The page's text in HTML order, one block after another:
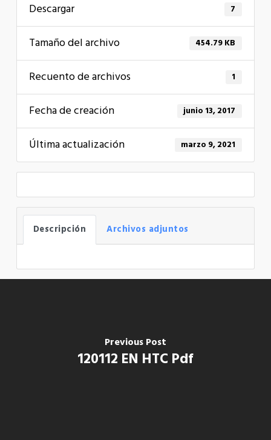
Descargar 7
Tamaño del archivo 454.79 KB
Recuento de archivos 1
Fecha de creación junio 13, 2017
Última actualización marzo 9, 2021
Descripción Archivos adjuntos
Previous Post
120112 EN HTC Pdf